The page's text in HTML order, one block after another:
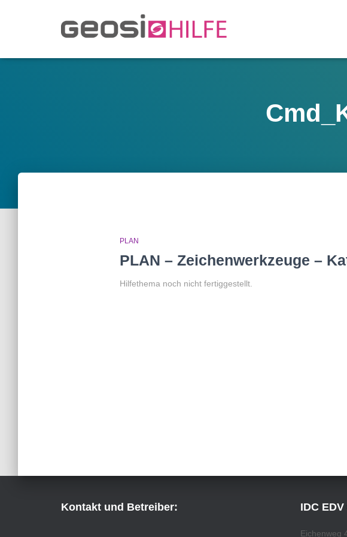
PLAN
PLAN – Zeichenwerkzeuge –
Hilfethema noch nicht fertiggestellt.
Kontakt und Betreiber: IDC
Eichenweg